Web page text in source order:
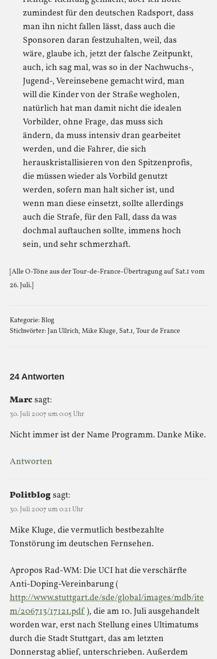
zumindest für den deutschen Radsport, dass
man ihn nicht fallen lässt, dass auch die
Sponsoren daran festzuhalten, weil, das
wäre, glaube ich, jetzt der falsche Zeitpunkt,
auch, ich sag mal, was so in der Nachwuchs-,
Jugend-, Vereinsebene gemacht wird, man
will die Kinder von der Straße wegholen,
natürlich hat man damit nicht die idealen
Vorbilder, ohne Frage, das muss sich
ändern, da muss intensiv dran gearbeitet
werden, und die Fahrer, die sich
herauskristallisieren von den Spitzenprofis,
die müssen wieder als Vorbild genutzt
werden, sofern man halt sicher ist, und
wenn man diese einsetzt, sollte allerdings
auch die Strafe, für den Fall, dass da was
dochmal auftauchen sollte, immens hoch
sein, und sehr schmerzhaft.
[Alle O-Töne aus der Tour-de-France-Übertragung auf Sat.1 vom
26. Juli.]
Kategorie:Blog
Stichwörter:Jan Ullrich, Mike Kluge, Sat.1, Tour de France
24 Antworten
Marcsagt:
30. Juli 2007 um 0:05 Uhr
Nicht immer ist der Name Programm. Danke Mike.
Antworten
Politblogsagt:
30. Juli 2007 um 0:21 Uhr
Mike Kluge, die vermutlich bestbezahlte
Tonstörung im deutschen Fernsehen.
Apropos Rad-WM: Die UCI hat die verschärfte
Anti-Doping-Vereinbarung (
http://www.stuttgart.de/sde/global/images/mdb/ite
m/206713/17121.pdf ), die am 10. Juli ausgehandelt
worden war, erst nach Stellung eines Ultimatums
durch die Stadt Stuttgart, das am letzten
Donnerstag ablief, unterschrieben. Außerdem